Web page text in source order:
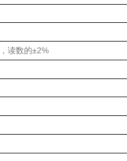
，读数的±2%